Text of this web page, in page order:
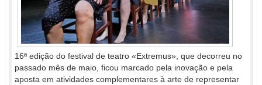
16ª edição do festival de teatro «Extremus», que decorreu no
passado mês de maio, ficou marcado pela inovação e pela
aposta em atividades complementares à arte de representar